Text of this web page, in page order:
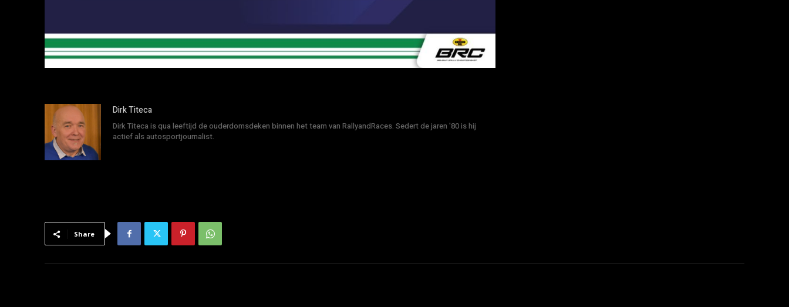
Dirk Titeca
Dirk Titeca is qua leeftijd de ouderdomsdeken binnen het team van RallyandRaces. Sedert de jaren '80 is hij
actief als autosportjournalist.
Share